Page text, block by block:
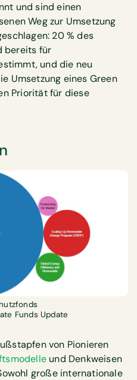
und sind einen
Weg zur Umsetzung
20 % des
bereits für
und die neu
Umsetzung eines Green
Priorität für diese
Funds Update
von Pionieren
und Denkweisen
große internationale